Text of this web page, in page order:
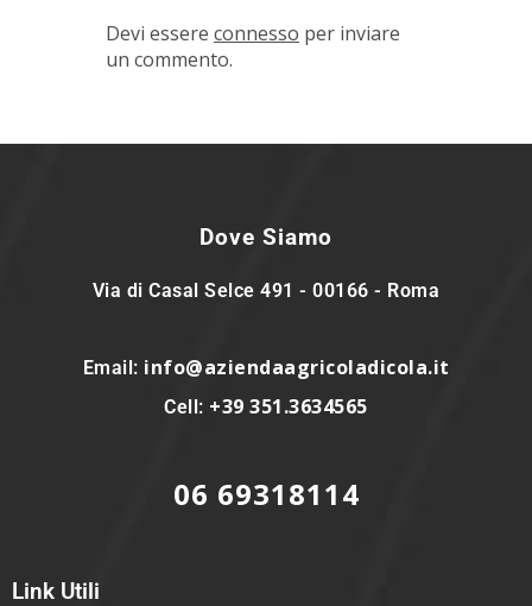
Devi essere connesso per inviare
un commento.
Dove Siamo
Via di Casal Selce 491 - 00166 - Roma
Email: info@aziendaagricoladicola.it
Cell: +39 351.3634565
06 69318114
Link Utili